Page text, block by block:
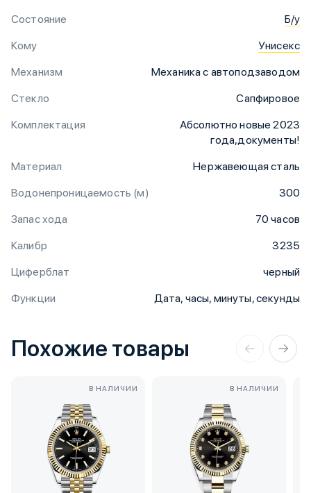
Состояние
Б/у
Кому
Унисекс
Механизм
Механика с автоподзаводом
Стекло
Сапфировое
Комплектация
Абсолютно новые 2023
года,документы!
Материал
Нержавеющая сталь
Водонепроницаемость (м)
300
Запас хода
70 часов
Калибр
3235
Циферблат
черный
Функции
Дата, часы, минуты, секунды
Похожие товары
В НАЛИЧИИ В НАЛИЧИИ